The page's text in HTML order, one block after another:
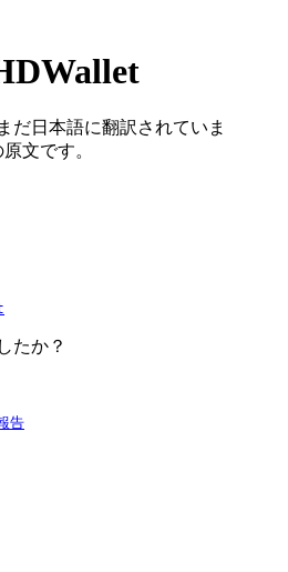
だ日本語に翻訳されていま
文です。
たか？
告